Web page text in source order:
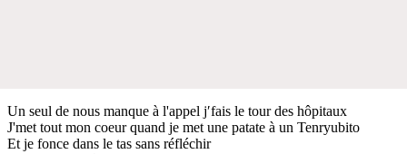
Un seul de nous manque à l'appel j′fais le tour des hôpitaux
J'met tout mon coeur quand je met une patate à un Tenryubito
Et je fonce dans le tas sans réfléchir